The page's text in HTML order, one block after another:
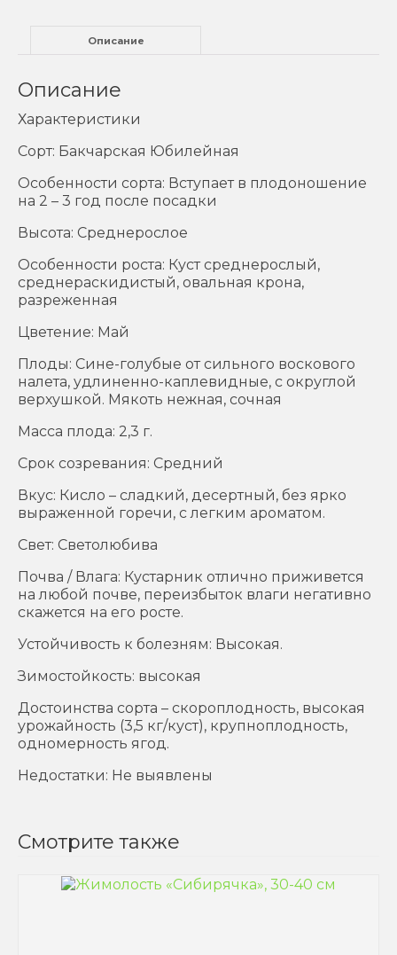
Описание
Описание
Характеристики
Сорт: Бакчарская Юбилейная
Особенности сорта: Вступает в плодоношение
на 2 – 3 год после посадки
Высота: Среднерослое
Особенности роста: Куст среднерослый,
среднераскидистый, овальная крона,
разреженная
Цветение: Май
Плоды: Сине-голубые от сильного воскового
налета, удлиненно-каплевидные, с округлой
верхушкой. Мякоть нежная, сочная
Масса плода: 2,3 г.
Срок созревания: Средний
Вкус: Кисло – сладкий, десертный, без ярко
выраженной горечи, с легким ароматом.
Свет: Светолюбива
Почва / Влага: Кустарник отлично приживется
на любой почве, переизбыток влаги негативно
скажется на его росте.
Устойчивость к болезням: Высокая.
Зимостойкость: высокая
Достоинства сорта – скороплодность, высокая
урожайность (3,5 кг/куст), крупноплодность,
одномерность ягод.
Недостатки: Не выявлены
Смотрите также